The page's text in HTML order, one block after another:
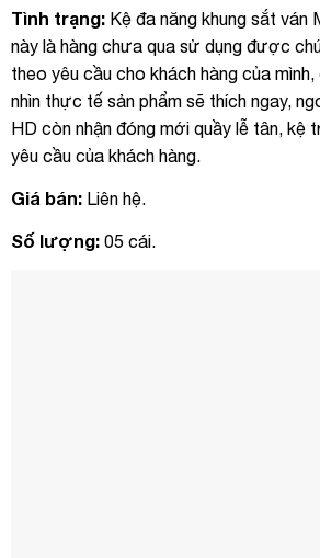
Tình trạng: Kệ đa năng khung sắt ván
này là hàng chưa qua sử dụng được
theo yêu cầu cho khách hàng của
nhìn thực tế sản phẩm sẽ thích ngay,
HD còn nhận đóng mới quầy lễ tân, kệ
yêu cầu của khách hàng.
Giá bán: Liên hệ.
Số lượng: 05 cái.